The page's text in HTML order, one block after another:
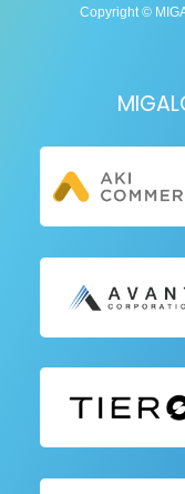
Copyright ©